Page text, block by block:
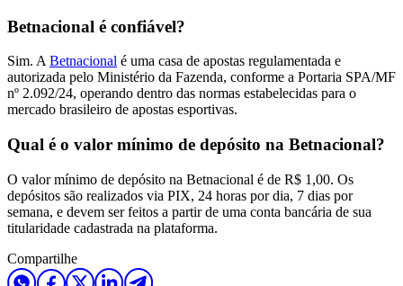
Betnacional é confiável?
Sim. A Betnacional é uma casa de apostas regulamentada e
autorizada pelo Ministério da Fazenda, conforme a Portaria SPA/MF
nº 2.092/24, operando dentro das normas estabelecidas para o
mercado brasileiro de apostas esportivas.
Qual é o valor mínimo de depósito na Betnacional?
O valor mínimo de depósito na Betnacional é de R$ 1,00. Os
depósitos são realizados via PIX, 24 horas por dia, 7 dias por
semana, e devem ser feitos a partir de uma conta bancária de sua
titularidade cadastrada na plataforma.
Compartilhe